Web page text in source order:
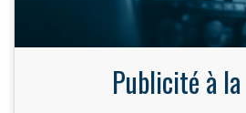
Publicité à